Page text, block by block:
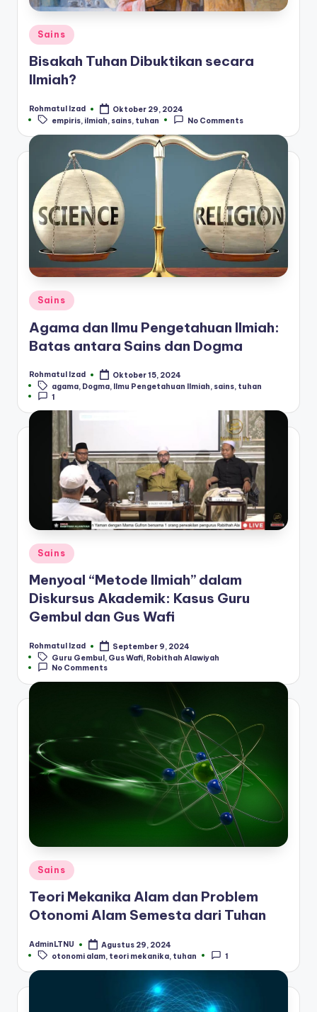
Posted
in
Sains
Bisakah Tuhan Dibuktikan secara
Ilmiah?
Posted
by
Rohmatul Izad Oktober 29, 2024
Tags:
empiris ilmiah sains tuhan No Comments
Posted
in
Sains
Agama dan Ilmu Pengetahuan Ilmiah:
Batas antara Sains dan Dogma
Posted
by
Rohmatul Izad
Oktober 15, 2024
Tags:agama Dogma Ilmu Pengetahuan Ilmiah sains tuhan
1
Posted
in
Sains
Menyoal “Metode Ilmiah” dalam
Diskursus Akademik: Kasus Guru
Gembul dan Gus Wafi
Posted
by
Rohmatul Izad
September 9, 2024
Tags:Guru Gembul Gus Wafi Robithah Alawiyah
No Comments
Posted
in
Sains
Teori Mekanika Alam dan Problem
Otonomi Alam Semesta dari Tuhan
Posted
by
AdminLTNU Agustus 29, 2024
Tags:
otonomi alam teori mekanika tuhan 1